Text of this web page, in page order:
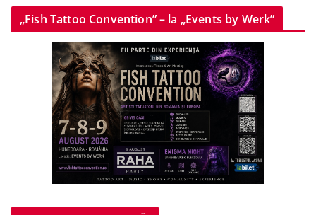
„Fish Tattoo Convention” – la „Events by Werk”